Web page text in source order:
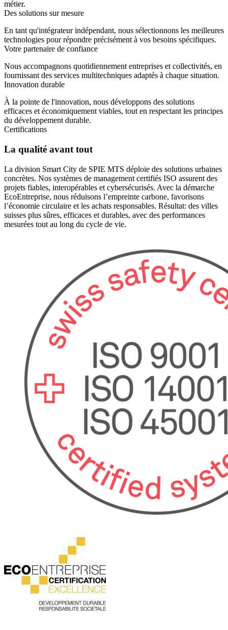
métier.
Des solutions sur mesure
En tant qu'intégrateur indépendant, nous sélectionnons les meilleures
technologies pour répondre précisément à vos besoins spécifiques.
Votre partenaire de confiance
Nous accompagnons quotidiennement entreprises et collectivités, en
fournissant des services multitechniques adaptés à chaque situation.
Innovation durable
À la pointe de l'innovation, nous développons des solutions
efficaces et économiquement viables, tout en respectant les principes
du développement durable.
Certifications
La qualité avant tout
La division Smart City de SPIE MTS déploie des solutions urbaines
concrètes. Nos systèmes de management certifiés ISO assurent des
projets fiables, interopérables et cybersécurisés. Avec la démarche
EcoEntreprise, nous réduisons l’empreinte carbone, favorisons
l’économie circulaire et les achats responsables. Résultat: des villes
suisses plus sûres, efficaces et durables, avec des performances
mesurées tout au long du cycle de vie.